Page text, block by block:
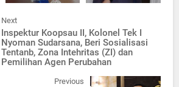
Next
Inspektur Koopsau II, Kolonel Tek I
Nyoman Sudarsana, Beri Sosialisasi
Tentanb, Zona Intehritas (ZI) dan
Pemilihan Agen Perubahan
Previous